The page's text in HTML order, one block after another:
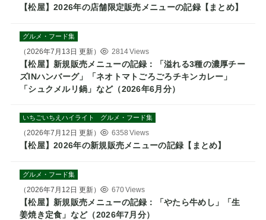
【松屋】2026年の店舗限定販売メニューの記録【まとめ】
グルメ・フード集
（2026年7月13日 更新） 2814 Views
【松屋】新規販売メニューの記録：「溢れる3種の濃厚チー
ズINハンバーグ」「ネオトマトごろごろチキンカレー」
「シュクメルリ鍋」など（2026年6月分）
いちごいちえハイライト グルメ・フード集
（2026年7月12日 更新） 6358 Views
【松屋】2026年の新規販売メニューの記録【まとめ】
グルメ・フード集
（2026年7月12日 更新） 670 Views
【松屋】新規販売メニューの記録：「やたら牛めし」「生
姜焼き定食」など（2026年7月分）